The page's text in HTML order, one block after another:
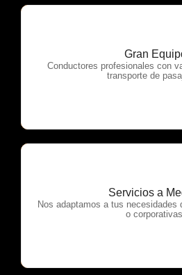
Gran
Conductores profesionales con
transporte de
OTP
Servicios a
Nos adaptamos a tus necesidades
o
OTP